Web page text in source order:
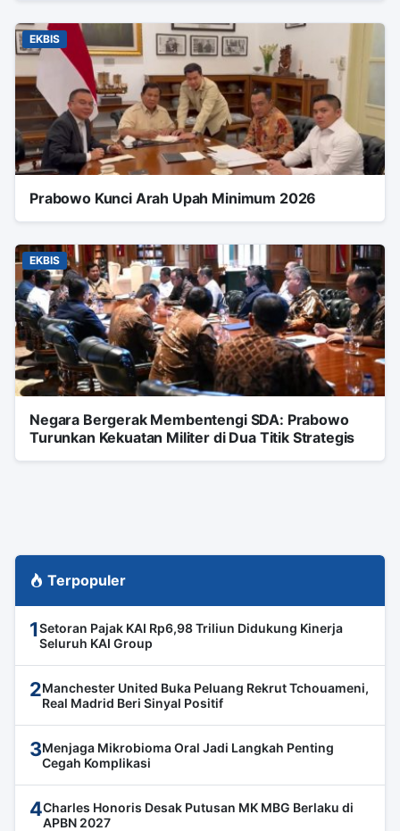
EKBIS
Prabowo Kunci Arah Upah Minimum 2026
EKBIS
Negara Bergerak Membentengi SDA: Prabowo
Turunkan Kekuatan Militer di Dua Titik Strategis
Terpopuler
1Setoran Pajak KAI Rp6,98 Triliun Didukung Kinerja
Seluruh KAI Group
2Manchester United Buka Peluang Rekrut Tchouameni,
Real Madrid Beri Sinyal Positif
3Menjaga Mikrobioma Oral Jadi Langkah Penting
Cegah Komplikasi
4Charles Honoris Desak Putusan MK MBG Berlaku di
APBN 2027